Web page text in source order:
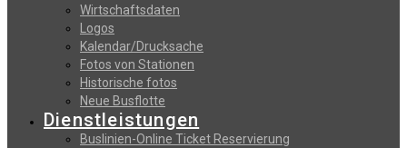
Wirtschaftsdaten
Logos
Kalendar/Drucksache
Fotos von Stationen
Historische fotos
Neue Busflotte
Dienstleistungen
Buslinien-Online Ticket Reservierung